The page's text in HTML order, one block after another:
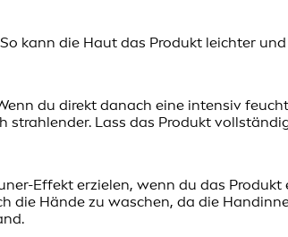
kann die Haut das Produkt leichter
du direkt danach eine intensiv
Lass das Produkt
Effekt erzielen, wenn du das
die Hände zu waschen, da die